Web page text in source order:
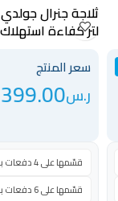
لتر كفاءة استهلاك للطاقة فضي – GR89D1D
سعر المنتج
ر.س399.00
قسّمها على 4 دفعات بقيمة
قسّمها على 6 دفعات بقيمة